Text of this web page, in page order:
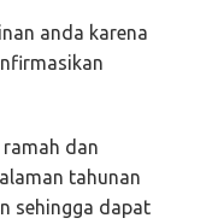
anda karena
dan
tahunan
sehingga dapat